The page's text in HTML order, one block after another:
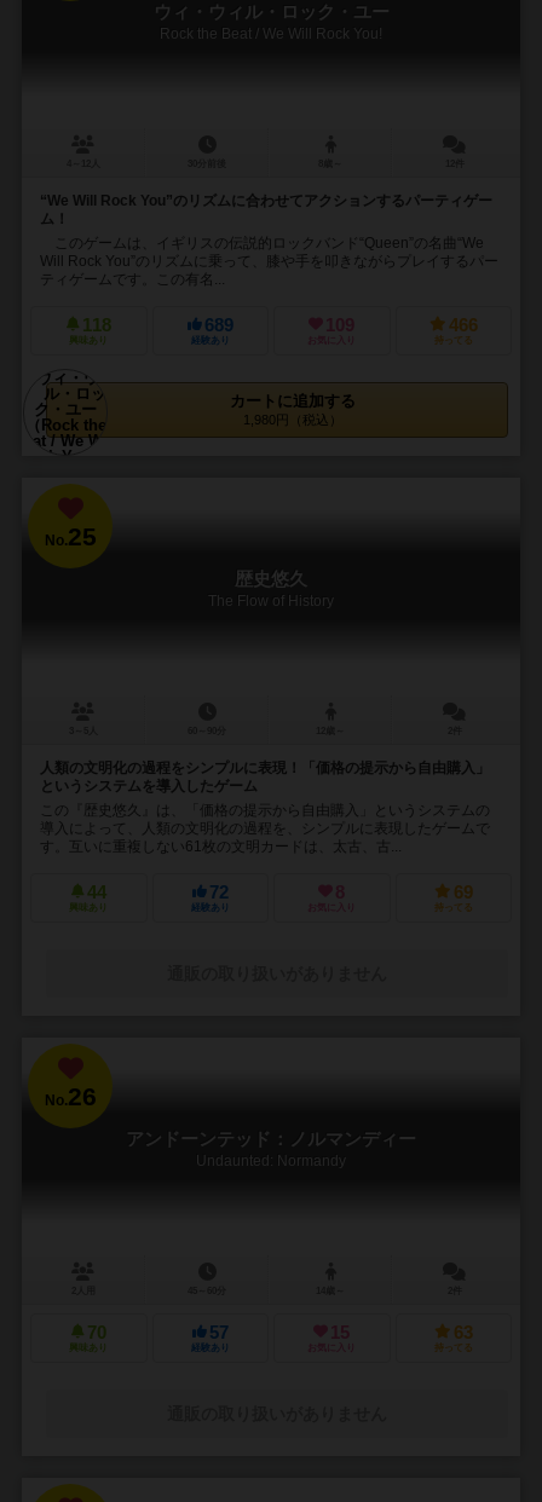
ウィ・ウィル・ロック・ユー
Rock the Beat / We Will Rock You!
“We Will Rock You”のリズムに合わせてアクションするパーティゲー
ム！
このゲームは、イギリスの伝説的ロックバンド“Queen”の名曲“We
Will Rock You”のリズムに乗って、膝や手を叩きながらプレイするパー
ティゲームです。この有名...
118
興味あり
689
経験あり
109
お気に入り
466
持ってる
カートに追加する
1,980円（税込）
No.25
歴史悠久
The Flow of History
人類の文明化の過程をシンプルに表現！「価格の提示から自由購入」
というシステムを導入したゲーム
この『歴史悠久』は、「価格の提示から自由購入」というシステムの
導入によって、人類の文明化の過程を、シンプルに表現したゲームで
す。互いに重複しない61枚の文明カードは、太古、古...
44
興味あり
72
経験あり
8
お気に入り
69
持ってる
No.26
アンドーンテッド：ノルマンディー
Undaunted: Normandy
70
興味あり
57
経験あり
15
お気に入り
63
持ってる